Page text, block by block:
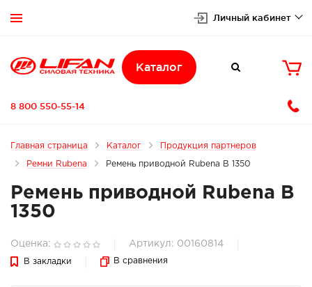
 Личный кабинет
Каталог  
8 800 550-55-14
Главная страница Каталог Продукция партнеров
Ремни Rubena Ремень приводной Rubena B 1350
Ремень приводной Rubena B
1350
Оценка: Артикул: 00160814
В закладки В сравнения